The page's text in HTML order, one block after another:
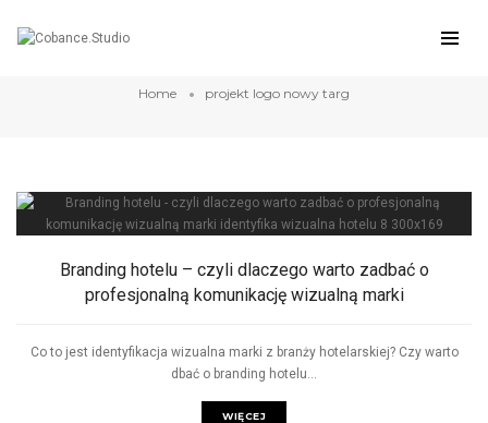
projekt logo nowy targ
Home projekt logo nowy targ
Branding hotelu – czyli dlaczego warto zadbać o
profesjonalną komunikację wizualną marki
Co to jest identyfikacja wizualna marki z branży hotelarskiej? Czy warto
dbać o branding hotelu...
WIĘCEJ